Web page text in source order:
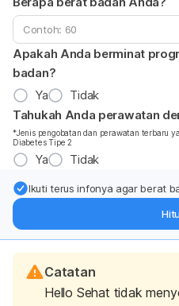
Apakah Anda berminat
badan?
Ya
Tidak
Tahukah Anda perawatan
*Jenis pengobatan dan perawatan terbaru
Diabetes Tipe 2
Ya Tidak
Ikuti terus infonya agar berat
Catatan
Hello Sehat tidak